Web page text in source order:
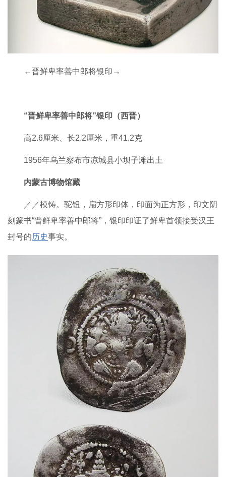
←晋鲜卑率善中郎将银印→
“晋鲜卑率善中郎将”银印（西晋）
高2.6厘米、长2.2厘米，重41.2克
1956年乌兰察布市凉城县小坝子滩出土
内蒙古博物馆藏
／／模铸。驼钮，扁方形印体，印面为正方形，印文阴
刻篆书“晋鲜卑率善中郎将”，银印印证了鲜卑首领接受汉王
封号的历史事实。